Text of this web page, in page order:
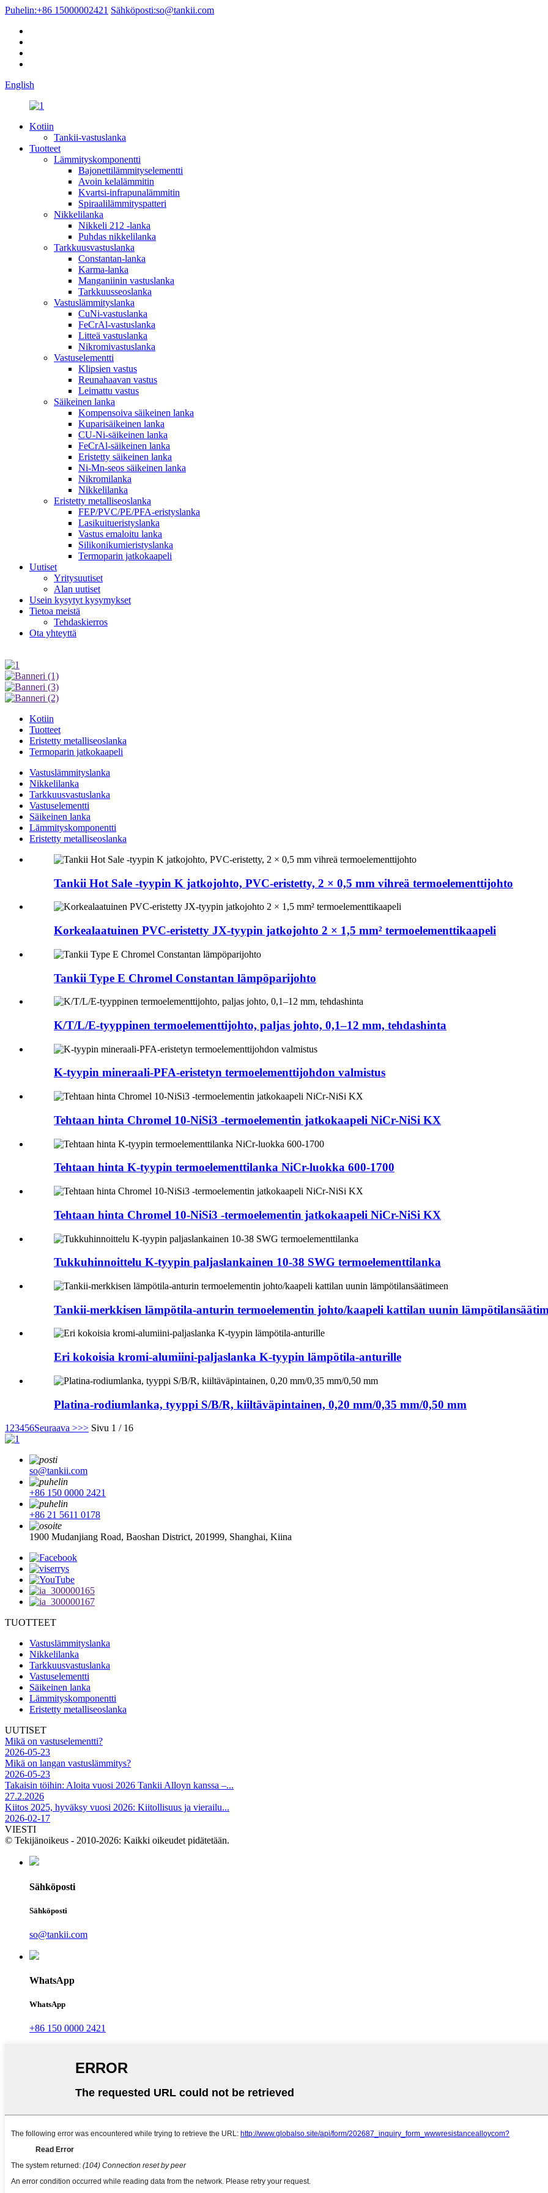
Puhelin:+86 15000002421 Sähköposti:so@tankii.com
English
Kotiin
Tankii-vastuslanka
Tuotteet
Lämmityskomponentti
Bajonettilämmityselementti
Avoin kelalämmitin
Kvartsi-infrapunalämmitin
Spiraalilämmityspatteri
Nikkelilanka
Nikkeli 212 -lanka
Puhdas nikkelilanka
Tarkkuusvastuslanka
Constantan-lanka
Karma-lanka
Manganiinin vastuslanka
Tarkkuusseoslanka
Vastuslämmityslanka
CuNi-vastuslanka
FeCrAl-vastuslanka
Litteä vastuslanka
Nikromivastuslanka
Vastuselementti
Klipsien vastus
Reunahaavan vastus
Leimattu vastus
Säikeinen lanka
Kompensoiva säikeinen lanka
Kuparisäikeinen lanka
CU-Ni-säikeinen lanka
FeCrAl-säikeinen lanka
Eristetty säikeinen lanka
Ni-Mn-seos säikeinen lanka
Nikromilanka
Nikkelilanka
Eristetty metalliseoslanka
FEP/PVC/PE/PFA-eristyslanka
Lasikuitueristyslanka
Vastus emaloitu lanka
Silikonikumieristyslanka
Termoparin jatkokaapeli
Uutiset
Yritysuutiset
Alan uutiset
Usein kysytyt kysymykset
Tietoa meistä
Tehdaskierros
Ota yhteyttä
Kotiin
Tuotteet
Eristetty metalliseoslanka
Termoparin jatkokaapeli
Vastuslämmityslanka
Nikkelilanka
Tarkkuusvastuslanka
Vastuselementti
Säikeinen lanka
Lämmityskomponentti
Eristetty metalliseoslanka
Tankii Hot Sale -tyypin K jatkojohto, PVC-eristetty, 2 × 0,5 mm vihreä termoelementtijohto
Korkealaatuinen PVC-eristetty JX-tyypin jatkojohto 2 × 1,5 mm² termoelementtikaapeli
Tankii Type E Chromel Constantan lämpöparijohto
K/T/L/E-tyyppinen termoelementtijohto, paljas johto, 0,1–12 mm, tehdashinta
K-tyypin mineraali-PFA-eristetyn termoelementtijohdon valmistus
Tehtaan hinta Chromel 10-NiSi3 -termoelementin jatkokaapeli NiCr-NiSi KX
Tehtaan hinta K-tyypin termoelementtilanka NiCr-luokka 600-1700
Tehtaan hinta Chromel 10-NiSi3 -termoelementin jatkokaapeli NiCr-NiSi KX
Tukkuhinnoittelu K-tyypin paljaslankainen 10-38 SWG termoelementtilanka
Tankii-merkkisen lämpötila-anturin termoelementin johto/kaapeli kattilan uunin
Eri kokoisia kromi-alumiini-paljaslanka K-tyypin lämpötila-anturille
Platina-rodiumlanka, tyyppi S/B/R, kiiltäväpintainen, 0,20 mm/0,35 mm/0,50 mm
1 23456Seuraava >>> Sivu 1 / 16
so@tankii.com
+86 150 0000 2421
+86 21 5611 0178
1900 Mudanjiang Road, Baoshan District, 201999, Shanghai, Kiina
TUOTTEET
Vastuslämmityslanka
Nikkelilanka
Tarkkuusvastuslanka
Vastuselementti
Säikeinen lanka
Lämmityskomponentti
Eristetty metalliseoslanka
UUTISET
Mikä on vastuselementti?
2026-05-23
Mikä on langan vastuslämmitys?
2026-05-23
Takaisin töihin: Aloita vuosi 2026 Tankii Alloyn kanssa –...
27.2.2026
Kiitos 2025, hyväksy vuosi 2026: Kiitollisuus ja vierailu...
2026-02-17
VIESTI
© Tekijänoikeus - 2010-2026: Kaikki oikeudet pidätetään.
Sähköposti
Sähköposti
so@tankii.com
WhatsApp
WhatsApp
+86 150 0000 2421